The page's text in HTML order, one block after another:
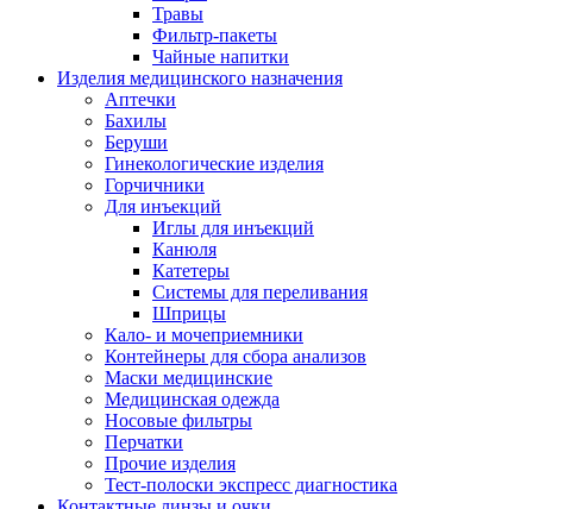
Травы
Фильтр-пакеты
Чайные напитки
Изделия медицинского назначения
Аптечки
Бахилы
Беруши
Гинекологические изделия
Горчичники
Для инъекций
Иглы для инъекций
Канюля
Катетеры
Системы для переливания
Шприцы
Кало- и мочеприемники
Контейнеры для сбора анализов
Маски медицинские
Медицинская одежда
Носовые фильтры
Перчатки
Прочие изделия
Тест-полоски экспресс диагностика